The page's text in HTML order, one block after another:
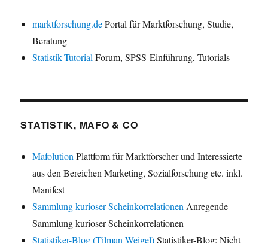
marktforschung.dePortal für Marktforschung, Studie,
Beratung
Statistik-Tutorial Forum, SPSS-Einführung, Tutorials
STATISTIK, MAFO & CO
Mafolution Plattform für Marktforscher und Interessierte
aus den Bereichen Marketing, Sozialforschung etc. inkl.
Manifest
Sammlung kurioser Scheinkorrelationen Anregende
Sammlung kurioser Scheinkorrelationen
Statistiker-Blog (Tilman Weigel)Statistiker-Blog: Nicht